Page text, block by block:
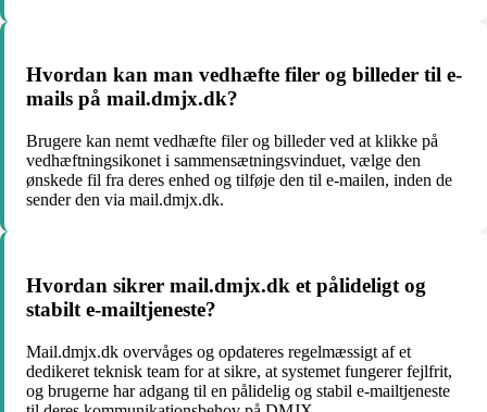
Hvordan kan man vedhæfte filer og billeder til e-
mails på mail.dmjx.dk?
Brugere kan nemt vedhæfte filer og billeder ved at klikke på
vedhæftningsikonet i sammensætningsvinduet, vælge den
ønskede fil fra deres enhed og tilføje den til e-mailen, inden de
sender den via mail.dmjx.dk.
Hvordan sikrer mail.dmjx.dk et pålideligt og
stabilt e-mailtjeneste?
Mail.dmjx.dk overvåges og opdateres regelmæssigt af et
dedikeret teknisk team for at sikre, at systemet fungerer fejlfrit,
og brugerne har adgang til en pålidelig og stabil e-mailtjeneste